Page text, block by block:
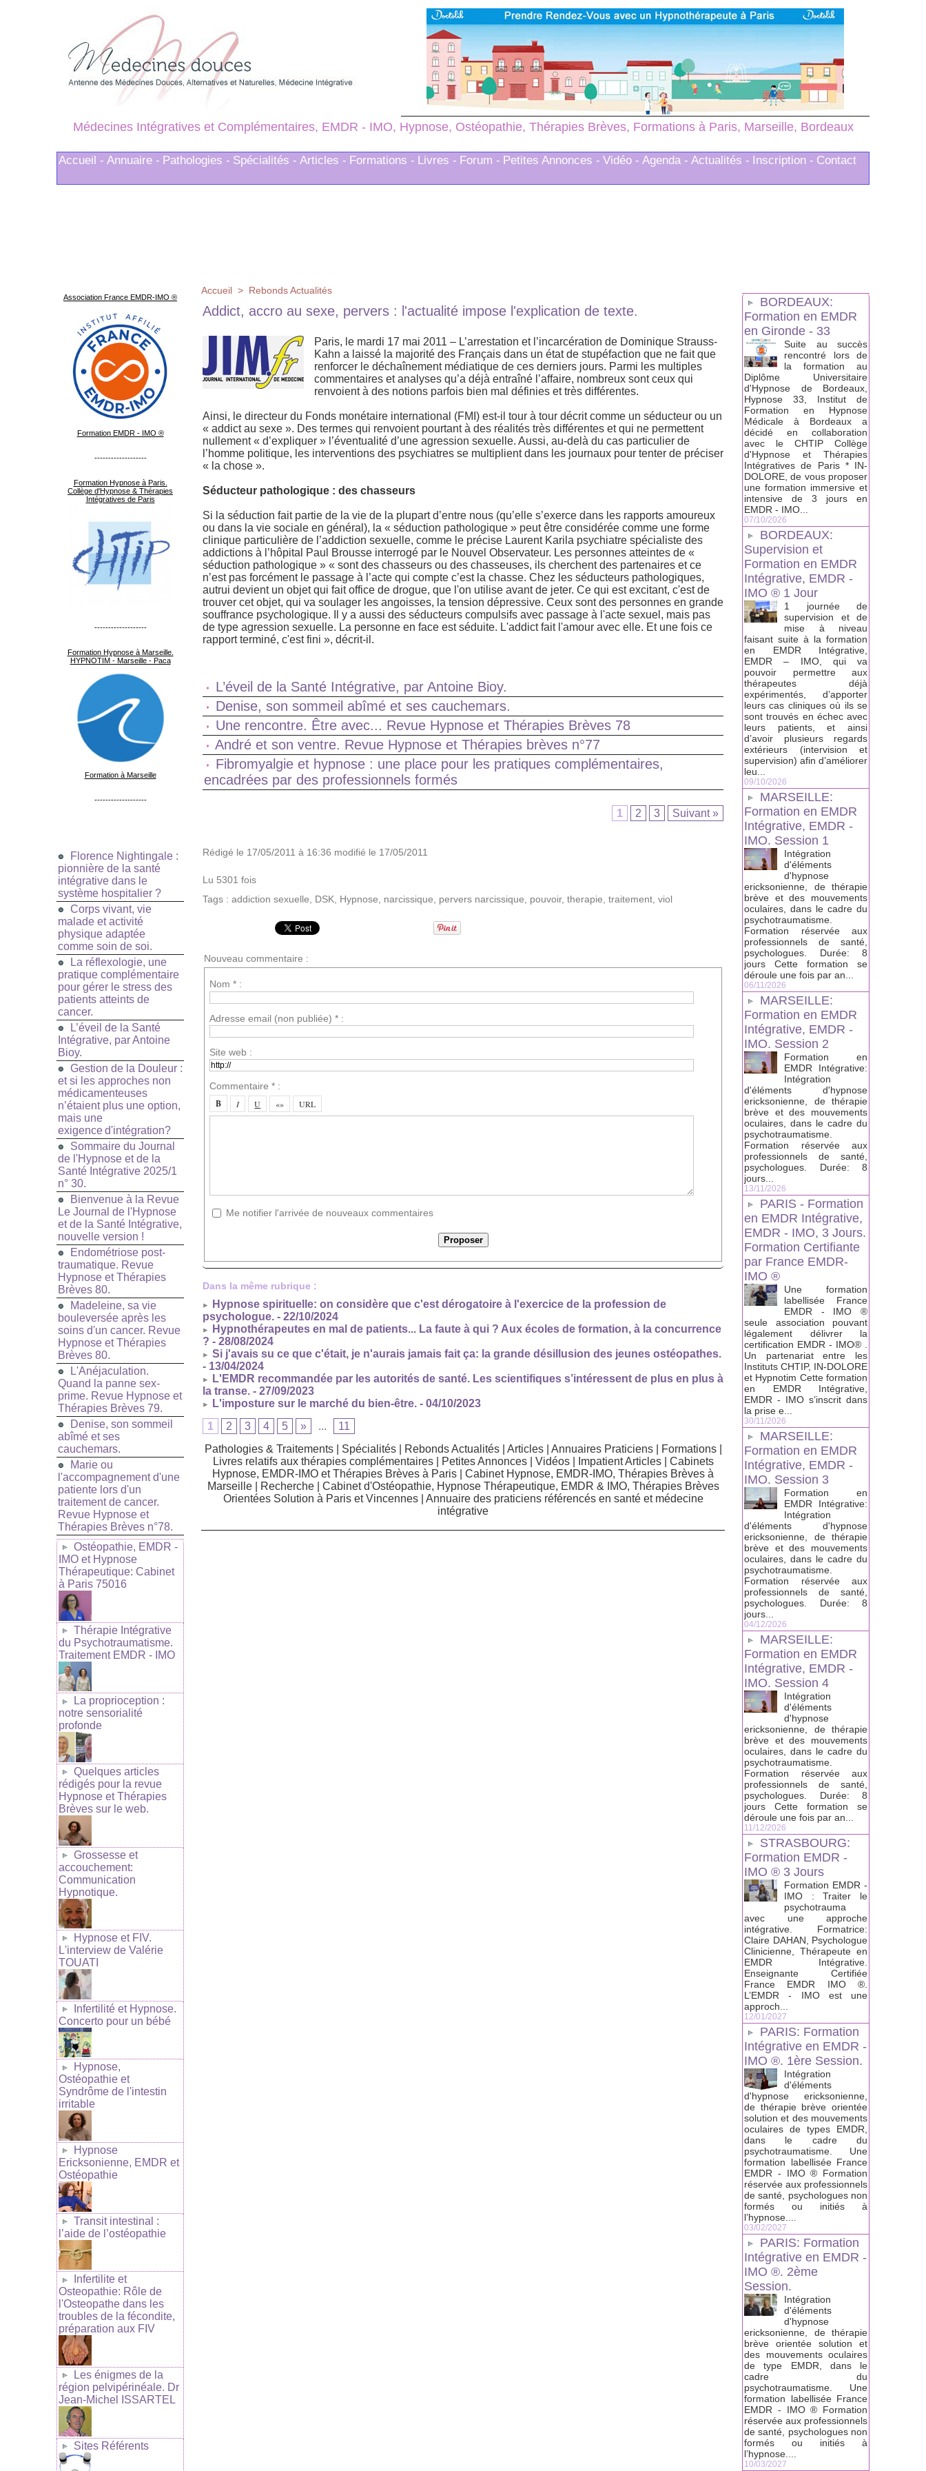
Médecines Intégratives et Complémentaires, EMDR - IMO, Hypnose, Ostéopathie, Thérapies Brèves, Formations à Paris, Marseille, Bordeaux
Accueil - Annuaire - Pathologies - Spécialités - Articles - Formations - Livres - Forum - Petites Annonces - Vidéo - Agenda - Actualités - Inscription - Contact
Association France EMDR-IMO ®
Formation EMDR - IMO ®
-------------------
Formation Hypnose à Paris.
Collège d'Hypnose & Thérapies
Intégratives de Paris
-------------------
Formation Hypnose à Marseille.
HYPNOTIM - Marseille - Paca
Formation à Marseille
-------------------
Florence Nightingale :
pionnière de la santé
intégrative dans le
système hospitalier ?
Corps vivant, vie
malade et activité
physique adaptée
comme soin de soi.
La réflexologie, une
pratique complémentaire
pour gérer le stress des
patients atteints de
cancer.
L’éveil de la Santé
Intégrative, par Antoine
Bioy.
Gestion de la Douleur :
et si les approches non
médicamenteuses
n’étaient plus une option,
mais une
exigence d'intégration?
Sommaire du Journal
de l'Hypnose et de la
Santé Intégrative 2025/1
n° 30.
Bienvenue à la Revue
Le Journal de l'Hypnose
et de la Santé Intégrative,
nouvelle version !
Endométriose post-
traumatique. Revue
Hypnose et Thérapies
Brèves 80.
Madeleine, sa vie
bouleversée après les
soins d'un cancer. Revue
Hypnose et Thérapies
Brèves 80.
L'Anéjaculation.
Quand la panne sex-
prime. Revue Hypnose et
Thérapies Brèves 79.
Denise, son sommeil
abîmé et ses
cauchemars.
Marie ou
l'accompagnement d'une
patiente lors d'un
traitement de cancer.
Revue Hypnose et
Thérapies Brèves n°78.
Ostéopathie, EMDR -
IMO et Hypnose
Thérapeutique: Cabinet
à Paris 75016
Thérapie Intégrative
du Psychotraumatisme.
Traitement EMDR - IMO
La proprioception :
notre sensorialité
profonde
Quelques articles
rédigés pour la revue
Hypnose et Thérapies
Brèves sur le web.
Grossesse et
accouchement:
Communication
Hypnotique.
Hypnose et FIV.
L'interview de Valérie
TOUATI
Infertilité et Hypnose.
Concerto pour un bébé
Hypnose,
Ostéopathie et
Syndrôme de l'intestin
irritable
Hypnose
Ericksonienne, EMDR et
Ostéopathie
Transit intestinal :
l’aide de l’ostéopathie
Infertilite et
Osteopathie: Rôle de
l'Osteopathe dans les
troubles de la fécondite,
préparation aux FIV
Les énigmes de la
région pelvipérinéale. Dr
Jean-Michel ISSARTEL
Sites Référents
Accueil > Rebonds Actualités
Addict, accro au sexe, pervers : l'actualité impose l'explication de texte.
Paris, le mardi 17 mai 2011 – L’arrestation et l’incarcération de Dominique Strauss-
Kahn a laissé la majorité des Français dans un état de stupéfaction que ne fait que
renforcer le déchaînement médiatique de ces derniers jours. Parmi les multiples
commentaires et analyses qu’a déjà entraîné l’affaire, nombreux sont ceux qui
renvoient à des notions parfois bien mal définies et très différentes.
Ainsi, le directeur du Fonds monétaire international (FMI) est-il tour à tour décrit comme un séducteur ou un
« addict au sexe ». Des termes qui renvoient pourtant à des réalités très différentes et qui ne permettent
nullement « d’expliquer » l’éventualité d’une agression sexuelle. Aussi, au-delà du cas particulier de
l’homme politique, les interventions des psychiatres se multiplient dans les journaux pour tenter de préciser
« la chose ».
Séducteur pathologique : des chasseurs
Si la séduction fait partie de la vie de la plupart d’entre nous (qu’elle s’exerce dans les rapports amoureux
ou dans la vie sociale en général), la « séduction pathologique » peut être considérée comme une forme
clinique particulière de l’addiction sexuelle, comme le précise Laurent Karila psychiatre spécialiste des
addictions à l’hôpital Paul Brousse interrogé par le Nouvel Observateur. Les personnes atteintes de «
séduction pathologique » « sont des chasseurs ou des chasseuses, ils cherchent des partenaires et ce
n’est pas forcément le passage à l’acte qui compte c’est la chasse. Chez les séducteurs pathologiques,
autrui devient un objet qui fait office de drogue, que l'on utilise avant de jeter. Ce qui est excitant, c'est de
trouver cet objet, qui va soulager les angoisses, la tension dépressive. Ceux sont des personnes en grande
souffrance psychologique. Il y a aussi des séducteurs compulsifs avec passage à l'acte sexuel, mais pas
de type agression sexuelle. La personne en face est séduite. L'addict fait l'amour avec elle. Et une fois ce
rapport terminé, c'est fini », décrit-il.
L’éveil de la Santé Intégrative, par Antoine Bioy.
Denise, son sommeil abîmé et ses cauchemars.
Une rencontre. Être avec... Revue Hypnose et Thérapies Brèves 78
André et son ventre. Revue Hypnose et Thérapies brèves n°77
Fibromyalgie et hypnose : une place pour les pratiques complémentaires,
encadrées par des professionnels formés
1 2 3 Suivant »
Rédigé le 17/05/2011 à 16:36 modifié le 17/05/2011
Lu 5301 fois
Tags : addiction sexuelle DSK Hypnose narcissique pervers narcissique pouvoir, therapie traitement viol
Nouveau commentaire :
Nom * :
Adresse email (non publiée) * :
Site web :
Commentaire * :
Me notifier l'arrivée de nouveaux commentaires
Dans la même rubrique :
Hypnose spirituelle: on considère que c'est dérogatoire à l'exercice de la profession de
psychologue. - 22/10/2024
Hypnothérapeutes en mal de patients... La faute à qui ? Aux écoles de formation, à la concurrence
? - 28/08/2024
Si j'avais su ce que c'était, je n'aurais jamais fait ça: la grande désillusion des jeunes ostéopathes.
- 13/04/2024
L'EMDR recommandée par les autorités de santé. Les scientifiques s’intéressent de plus en plus à
la transe. - 27/09/2023
L'imposture sur le marché du bien-être. - 04/10/2023
1
2 3 4 5 » ...
11
Pathologies & Traitements
Spécialités Rebonds Actualités Articles Annuaires Praticiens Formations
Livres relatifs aux thérapies complémentaires
Petites Annonces Vidéos Impatient Articles
Cabinets
Hypnose, EMDR-IMO et Thérapies Brèves à Paris
Cabinet Hypnose, EMDR-IMO, Thérapies Brèves à
Marseille
Recherche
Cabinet d'Ostéopathie, Hypnose Thérapeutique, EMDR & IMO, Thérapies Brèves
Orientées Solution à Paris et Vincennes
Annuaire des praticiens référencés en santé et médecine
intégrative
BORDEAUX:
Formation en EMDR
en Gironde - 33
Suite au succès
rencontré lors de
la formation au
Diplôme Universitaire
d'Hypnose de Bordeaux,
Hypnose 33, Institut de
Formation en Hypnose
Médicale à Bordeaux a
décidé en collaboration
avec le CHTIP Collège
d'Hypnose et Thérapies
Intégratives de Paris * IN-
DOLORE, de vous proposer
une formation immersive et
intensive de 3 jours en
EMDR - IMO...
07/10/2026
BORDEAUX:
Supervision et
Formation en EMDR
Intégrative, EMDR -
IMO ® 1 Jour
1 journée de
supervision et de
mise à niveau
faisant suite à la formation
en EMDR Intégrative,
EMDR – IMO, qui va
pouvoir permettre aux
thérapeutes déjà
expérimentés, d’apporter
leurs cas cliniques où ils se
sont trouvés en échec avec
leurs patients, et ainsi
d’avoir plusieurs regards
extérieurs (intervision et
supervision) afin d’améliorer
leu...
09/10/2026
MARSEILLE:
Formation en EMDR
Intégrative, EMDR -
IMO. Session 1
Intégration
d'éléments
d'hypnose
ericksonienne, de thérapie
brève et des mouvements
oculaires, dans le cadre du
psychotraumatisme.
Formation réservée aux
professionnels de santé,
psychologues. Durée: 8
jours Cette formation se
déroule une fois par an...
06/11/2026
MARSEILLE:
Formation en EMDR
Intégrative, EMDR -
IMO. Session 2
Formation en
EMDR Intégrative:
Intégration
d'éléments d'hypnose
ericksonienne, de thérapie
brève et des mouvements
oculaires, dans le cadre du
psychotraumatisme.
Formation réservée aux
professionnels de santé,
psychologues. Durée: 8
jours...
13/11/2026
PARIS - Formation
en EMDR Intégrative,
EMDR - IMO, 3 Jours.
Formation Certifiante
par France EMDR-
IMO ®
Une formation
labellisée France
EMDR - IMO ®
seule association pouvant
légalement délivrer la
certification EMDR - IMO® .
Un partenariat entre les
Instituts CHTIP, IN-DOLORE
et Hypnotim Cette formation
en EMDR Intégrative,
EMDR - IMO s’inscrit dans
la prise e...
30/11/2026
MARSEILLE:
Formation en EMDR
Intégrative, EMDR -
IMO. Session 3
Formation en
EMDR Intégrative:
Intégration
d'éléments d'hypnose
ericksonienne, de thérapie
brève et des mouvements
oculaires, dans le cadre du
psychotraumatisme.
Formation réservée aux
professionnels de santé,
psychologues. Durée: 8
jours...
04/12/2026
MARSEILLE:
Formation en EMDR
Intégrative, EMDR -
IMO. Session 4
Intégration
d'éléments
d'hypnose
ericksonienne, de thérapie
brève et des mouvements
oculaires, dans le cadre du
psychotraumatisme.
Formation réservée aux
professionnels de santé,
psychologues. Durée: 8
jours Cette formation se
déroule une fois par an...
11/12/2026
STRASBOURG:
Formation EMDR -
IMO ® 3 Jours
Formation EMDR -
IMO : Traiter le
psychotrauma
avec une approche
intégrative. Formatrice:
Claire DAHAN, Psychologue
Clinicienne, Thérapeute en
EMDR Intégrative.
Enseignante Certifiée
France EMDR IMO ®.
L’EMDR - IMO est une
approch...
12/01/2027
PARIS: Formation
Intégrative en EMDR -
IMO ®. 1ère Session.
Intégration
d'éléments
d'hypnose ericksonienne,
de thérapie brève orientée
solution et des mouvements
oculaires de types EMDR,
dans le cadre du
psychotraumatisme. Une
formation labellisée France
EMDR - IMO ® Formation
réservée aux professionnels
de santé, psychologues non
formés ou initiés à
l’hypnose....
03/02/2027
PARIS: Formation
Intégrative en EMDR -
IMO ®. 2ème
Session.
Intégration
d'éléments
d'hypnose
ericksonienne, de thérapie
brève orientée solution et
des mouvements oculaires
de type EMDR, dans le
cadre du
psychotraumatisme. Une
formation labellisée France
EMDR - IMO ® Formation
réservée aux professionnels
de santé, psychologues non
formés ou initiés à
l’hypnose....
10/03/2027